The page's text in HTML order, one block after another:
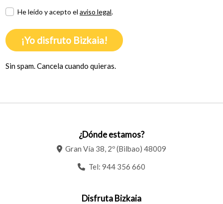
He leído y acepto elaviso legal.
¡Yo disfruto Bizkaia!
Sin spam. Cancela cuando quieras.
¿Dónde estamos?
Gran Vía 38, 2º (Bilbao) 48009
Tel: 944 356 660
Disfruta Bizkaia